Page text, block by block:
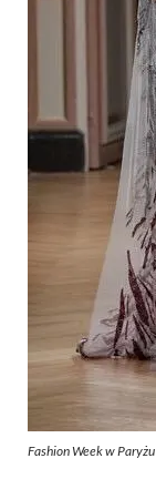
Fashion Week w Paryżu